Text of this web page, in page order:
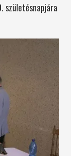
születésnapjára